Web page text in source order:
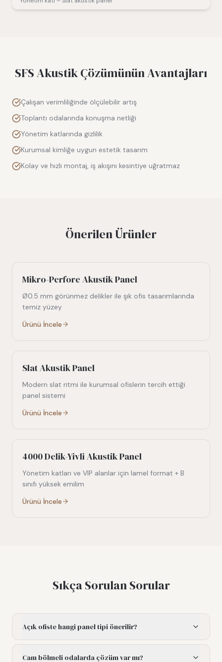
SFS Akustik Çözümünün Avantajları
Çalışan verimliliğinde ölçülebilir artış
Toplantı odalarında konuşma netliği
Yönetim katlarında gizlilik
Kurumsal kimliğe uygun estetik tasarım
Kolay ve hızlı montaj, iş akışını kesintiye uğratmaz
Önerilen Ürünler
Mikro-Perfore Akustik Panel
Ø0.5 mm görünmez delikler ile şık ofis tasarımlarında
temiz yüzey
Ürünü İncele
Slat Akustik Panel
Modern slat ritmi ile kurumsal ofislerin tercih ettiği
panel sistemi
Ürünü İncele
4000 Delik-Yivli Akustik Panel
Yönetim katları ve VIP alanlar için lamel format + B
sınıfı yüksek emilim
Ürünü İncele
Sıkça Sorulan Sorular
Açık ofiste hangi panel tipi önerilir?
Cam bölmeli odalarda çözüm var mı?